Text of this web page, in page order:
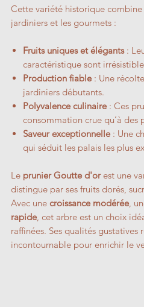
Cette variété historique
jardiniers et les gourmets :
Fruits uniques et élégants:
caractéristique sont
Production fiable : Une
jardiniers débutants.
Polyvalence culinaire : Ces
consommation crue qu’à des
Saveur exceptionnelle : Une
qui séduit les palais les plus
Le prunier Goutte d'orest une
distingue par ses fruits dorés,
Avec une croissance modérée,
rapide, cet arbre est un choix
raffinées. Ses qualités
incontournable pour enrichir le